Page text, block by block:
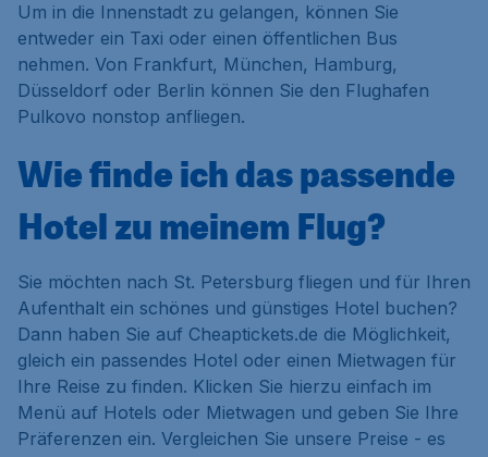
Um in die Innenstadt zu gelangen, können Sie
entweder ein Taxi oder einen öffentlichen Bus
nehmen. Von Frankfurt, München, Hamburg,
Düsseldorf oder Berlin können Sie den Flughafen
Pulkovo nonstop anfliegen.
Wie finde ich das passende
Hotel zu meinem Flug?
Sie möchten nach St. Petersburg fliegen und für Ihren
Aufenthalt ein schönes und günstiges Hotel buchen?
Dann haben Sie auf Cheaptickets.de die Möglichkeit,
gleich ein passendes Hotel oder einen Mietwagen für
Ihre Reise zu finden. Klicken Sie hierzu einfach im
Menü auf Hotels oder Mietwagen und geben Sie Ihre
Präferenzen ein. Vergleichen Sie unsere Preise - es